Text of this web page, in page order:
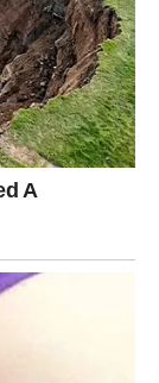
težinu
što ste
koji je tiho
nego što
mreža ili